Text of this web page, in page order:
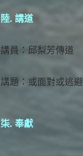
陸. 講道
講員：邱梨芳傳道
講題：或面對或逃避
柒. 奉獻